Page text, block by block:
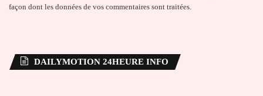
façon dont les données de vos commentaires sont traitées
DAILYMOTION 24HEURE INFO